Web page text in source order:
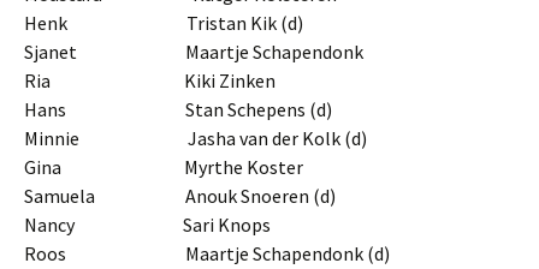
Henk Tristan Kik (d)
Sjanet Maartje Schapendonk
Ria Kiki Zinken
Hans Stan Schepens (d)
Minnie Jasha van der Kolk (d)
Gina Myrthe Koster
Samuela Anouk Snoeren (d)
Nancy Sari Knops
Roos Maartje Schapendonk (d)